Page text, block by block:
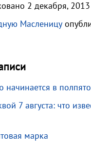
2 декабря, 2013
Масленицу
начинается в
7 августа: что
марка